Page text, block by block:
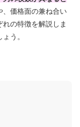
、価格面の兼ね合い
の特徴を解説しま
う。